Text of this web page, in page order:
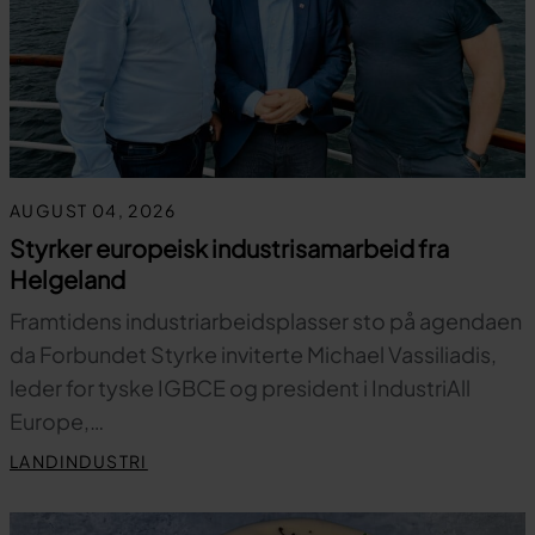
AUGUST 04, 2026
Styrker europeisk industrisamarbeid fra
Helgeland
Framtidens industriarbeidsplasser sto på agendaen
da Forbundet Styrke inviterte Michael Vassiliadis,
leder for tyske IGBCE og president i IndustriAll
Europe,…
LANDINDUSTRI